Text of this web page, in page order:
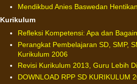
Mendikbud Anies Baswedan
Kurikulum
Refleksi Kompetensi: Apa dan
Perangkat Pembelajaran SD, SMP,
Kurikulum 2006
Revisi Kurikulum 2013, Guru Lebih
DOWNLOAD RPP SD KURIKULUM